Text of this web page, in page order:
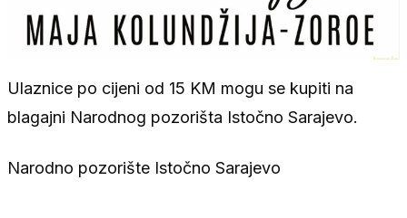
Ulaznice po cijeni od 15 KM mogu se kupiti na
blagajni Narodnog pozorišta Istočno Sarajevo.
Narodno pozorište Istočno Sarajevo